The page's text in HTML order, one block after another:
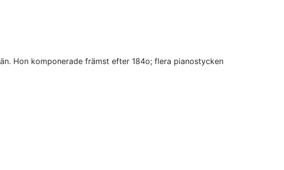
Hon komponerade främst efter 184o; flera pianostycken